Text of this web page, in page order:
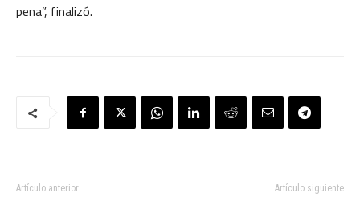
pena”, finalizó.
Artículo anterior Artículo siguiente